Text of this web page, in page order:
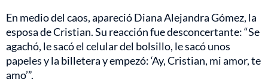
En medio del caos, apareció Diana Alejandra Gómez, la
esposa de Cristian. Su reacción fue desconcertante: “Se
agachó, le sacó el celular del bolsillo, le sacó unos
papeles y la billetera y empezó: ‘Ay, Cristian, mi amor, te
amo’”.